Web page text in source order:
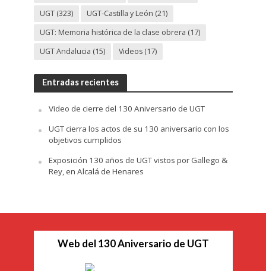
UGT(323) UGT-Castilla y León (21)
UGT: Memoria histórica de la clase obrera (17)
UGT Andalucia (15) Videos(17)
Entradas recientes
Video de cierre del 130 Aniversario de UGT
UGT cierra los actos de su 130 aniversario con los
objetivos cumplidos
Exposición 130 años de UGT vistos por Gallego &
Rey, en Alcalá de Henares
Web del 130 Aniversario de UGT